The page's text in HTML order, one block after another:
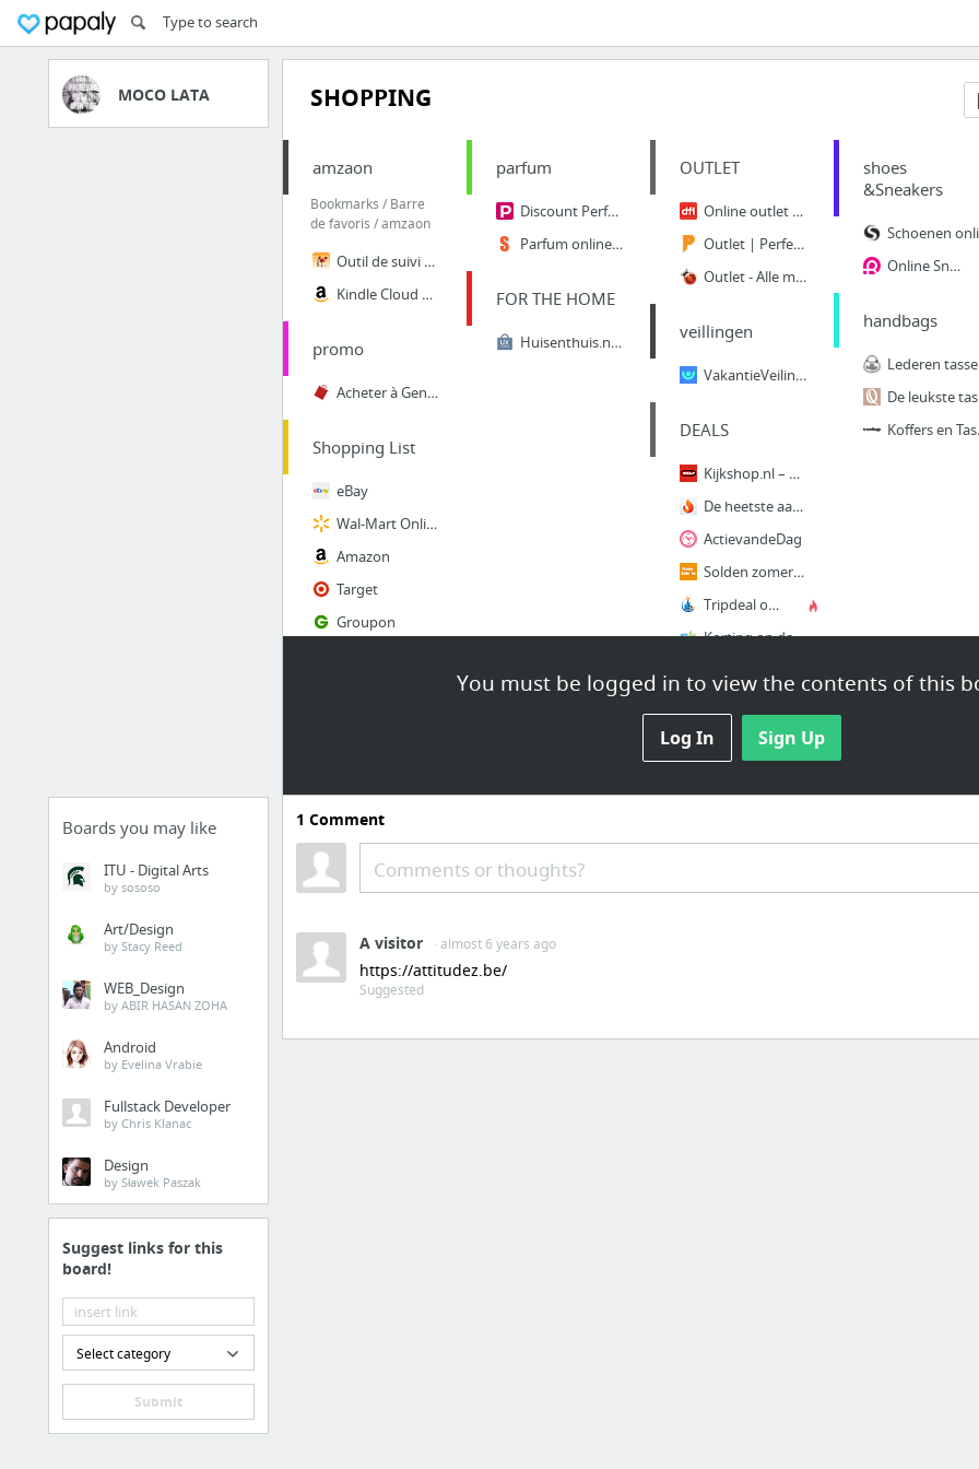
MOCO LATA
Boards you may like
ITU - Digital Arts
by sososo
Art/Design
by Stacy Reed
WEB_Design
by ABIR HASAN ZOHA
Android
by Evelina Vrabie
Fullstack Developer
by Chris Klanac
Design
by Sławek Paszak
Suggest links for this
board!
Select category
Submit
SHOPPING
You must be logged in to view the contents of this
Log In Sign Up
amzaon
Bookmarks / Barre
de favoris / amzaon
Outil de suivi de prix de Amazon, graphiques d'historique de prix de Amazon, suivis de ...
Kindle Cloud Reader
promo
Acheter à Gent - Promos, catalogues et magasins
Shopping List
eBay
Wal-Mart Online
Amazon
Target
Groupon
parfum
Discount Perfume & Cologne | Buy Fragrances Online | Perfume.com
Parfum online kopen | Voordelig & snel bij Superwinkel.nl
FOR THE HOME
Huisenthuis.nl - Online Meubels kopen!
OUTLET
Online outlet met voordelige merkkleding bij dress-for-less
Outlet | Perfect-deal
Outlet - Alle merken Outlet MegaSale!
veillingen
VakantieVeilingen.be | Bied mee bij VakantieVeilingen.be
DEALS
Kijkshop.nl – Slim bekeken!
De heetste aanbiedingen & kortingen - Pepper.com
ActievandeDag
Solden zomer 2016 - Promo Code
Tripdeal overzicht reisaanbiedingen en vakantiedeals | Kortingen tot -80% Overzicht cit...
Korting op dagaanbiedingen
shoes
&Sneakers
Online Sneakers & Streetwear op Frontrunner.nl
handbags
De
Koffers en
1 Comment
Comments or thoughts?
A visitor · almost 6 years ago
https://attitudez.be/
Suggested